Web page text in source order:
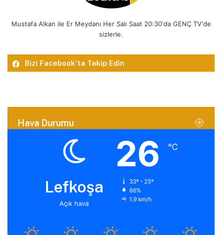
Mustafa Alkan ile Er Meydanı Her Salı Saat 20:30'da GENÇ TV'de
sizlerle.
Bizi Facebook’ta Takip Edin
Hava Durumu
Lefkoşa
Açık hava
26 ℃
33º - 25º
66%
1.9 km/h